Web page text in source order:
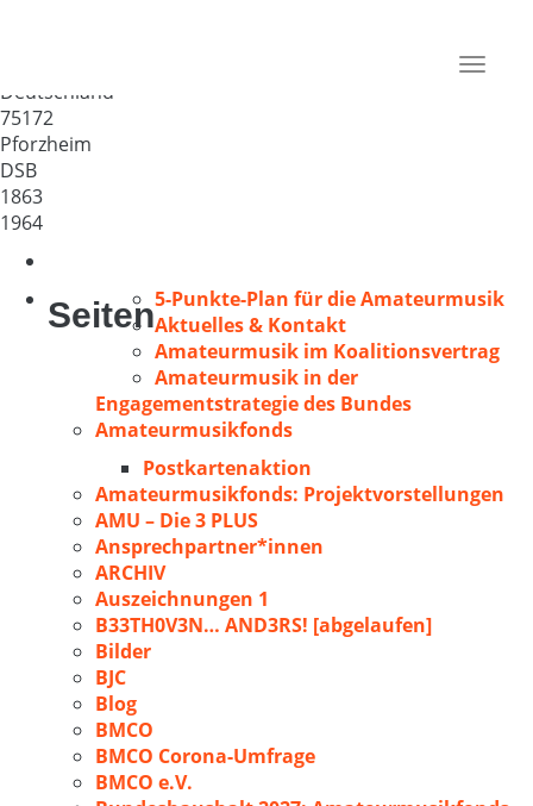
Toggle
Deutschland
75172
Pforzheim
DSB
1863
1964
Seiten5-Punkte-Plan für die Amateurmusik
Aktuelles & Kontakt
Amateurmusik im Koalitionsvertrag
Amateurmusik in der
Engagementstrategie des Bundes
Amateurmusikfonds
Postkartenaktion
Amateurmusikfonds: Projektvorstellungen
AMU – Die 3 PLUS
Ansprechpartner*innen
ARCHIV
Auszeichnungen 1
B33TH0V3N… AND3RS! [abgelaufen]
Bilder
BJC
Blog
BMCO
BMCO Corona-Umfrage
BMCO e.V.